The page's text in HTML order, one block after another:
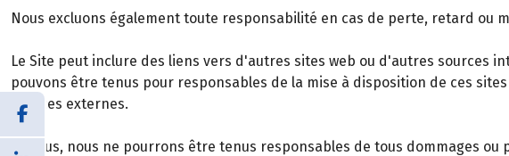
Nous excluons également toute responsabilité en cas de perte, retard ou
Le Site peut inclure des liens vers d'autres sites web ou d'autres sources
pouvons être tenus pour responsables de la mise à disposition de ces
sources externes.
De plus, nous ne pourrons être tenus responsables de tous dommages